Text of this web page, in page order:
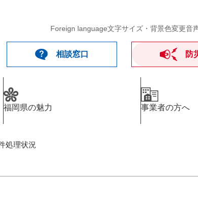
Foreign language文字サイズ・背景色変更音
相談窓口 防
福岡県の魅力 事業者の方へ
処理状況